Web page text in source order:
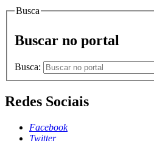
Busca
Buscar no portal
Busca:
Redes Sociais
Facebook
Twitter